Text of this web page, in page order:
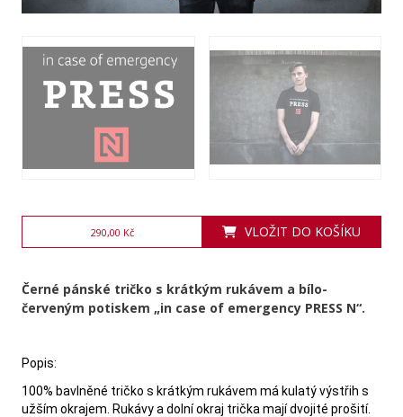
290,00 Kč VLOŽIT DO KOŠÍKU
Černé pánské tričko s krátkým rukávem a bílo-
červeným potiskem „in case of emergency PRESS N“.
Popis:
100% bavlněné tričko s krátkým rukávem má kulatý výstřih s
užším okrajem. Rukávy a dolní okraj trička mají dvojité prošití.